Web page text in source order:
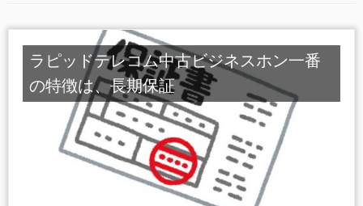
ラピッドテレコム中古ビジネスホン一番
の特徴は、長期保証